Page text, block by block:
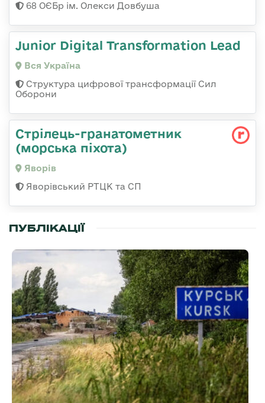
68 ОЄБр ім. Олекси Довбуша
Junior Digital Transformation Lead
Вся Україна
Структура цифрової трансформації Сил
Оборони
Стрілець-гранатометник
(морська піхота)
Яворів
Яворівський РТЦК та СП
ПУБЛІКАЦІЇ